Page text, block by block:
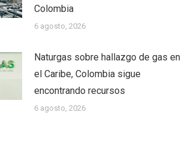
Colombia
6 agosto, 2026
Naturgas sobre hallazgo de gas en
el Caribe, Colombia sigue
encontrando recursos
6 agosto, 2026